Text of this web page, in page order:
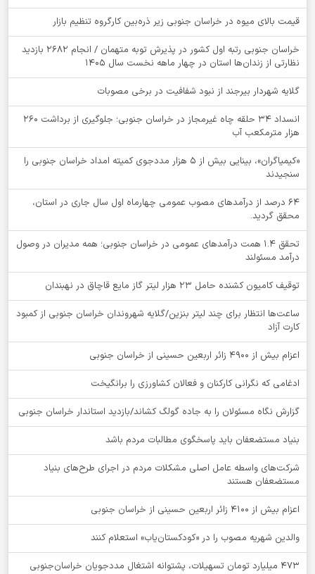
قیمت بالای میوه در خراسان جنوبی زیر ذره‌بین کارگروه تنظیم بازار
خراسان جنوبی رتبه اول کشور در پذیرش توبه متهمان / انجام ۲۶۸۲ بازدید
نظارتی از زندان‌ها استان در چهار ماهه نخست سال 1405
گلایه شهردار بیرجند از نبود شفافیت در برخی مصوبات
انسداد ۳۴ حلقه چاه غیرمجاز در خراسان جنوبی؛ جلوگیری از برداشت ۲۶۰
هزار مترمکعب آب
«کیمیاگران»، بینایی بیش از ۵ هزار مددجوی کمیته امداد خراسان جنوبی را
سنجیدند
64 درصد از درآمدهای مصوب عمومی چهارماه اول سال جاری در استان،
محقق گردید.
تحقق ۱.۴ همت درآمدهای عمومی در خراسان جنوبی؛ همه مدیران در وصول
درآمد مسئولند
توقيف کامیون کشنده حامل 23 هزار لیتر گاز مایع قاچاق در نهبندان
ساعت‌ها انتظار برای چند لیتر بنزین/گلایه شهروندان خراسان جنوبی از کمبود
کارت آزاد
اعزام بیش از 4900 زائر اربعین حسینی از خراسان جنوبی
ادغامی که نگرانی کارکنان و فعالان کشاورزی را برانگیخت
گزارش نگاه مسئولان را به جاده گولگ کشاند/بازدید استاندار خراسان جنوبی
بنیاد مستضعفان باید پاسخگوی مطالبات مردم باشد
شرکت‌های واسطه عامل اصلی مشکلات مردم در اجرای طرح‌های بنیاد
مستضعفان هستند
اعزام بیش از 4100 زائر اربعین حسینی از خراسان جنوبی
والدین شهریه مصوب را در «کودکستان‌یاب» استعلام کنند
۴۷۳ میلیارد تومان تسهیلات، پشتوانه اشتغال مددجویان خراسان‌جنوبی